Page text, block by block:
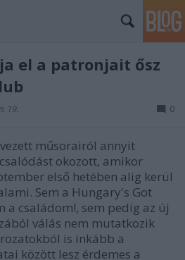
el a patronjait ősz
19. 0
műsorairól annyit
okozott, amikor
első hetében alig kerül
Sem a Hungary's Got
a családom!, sem pedig az új
válás nem mutatkozik
is inkább a
között lesz érdemes a